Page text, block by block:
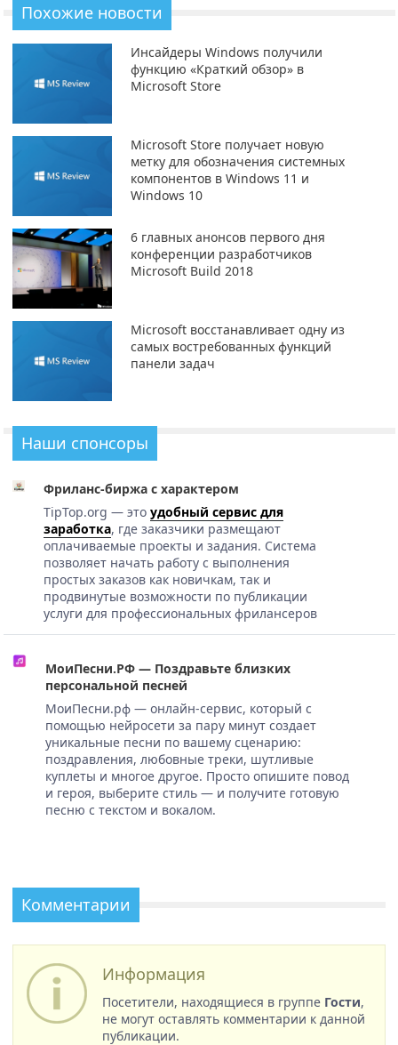
Похожие новости
Инсайдеры Windows получили
функцию «Краткий обзор» в
Microsoft Store
Microsoft Store получает новую
метку для обозначения системных
компонентов в Windows 11 и
Windows 10
6 главных анонсов первого дня
конференции разработчиков
Microsoft Build 2018
Microsoft восстанавливает одну из
самых востребованных функций
панели задач
Наши спонсоры
Фриланс-биржа с характером
TipTop.org — это удобный сервис для
заработка, где заказчики размещают
оплачиваемые проекты и задания. Система
позволяет начать работу с выполнения
простых заказов как новичкам, так и
продвинутые возможности по публикации
услуги для профессиональных фрилансеров
МоиПесни.РФ — Поздравьте близких
персональной песней
МоиПесни.рф — онлайн-сервис, который с
помощью нейросети за пару минут создает
уникальные песни по вашему сценарию:
поздравления, любовные треки, шутливые
куплеты и многое другое. Просто опишите повод
и героя, выберите стиль — и получите готовую
песню с текстом и вокалом.
Комментарии
Информация
Посетители, находящиеся в группе Гости,
не могут оставлять комментарии к данной
публикации.